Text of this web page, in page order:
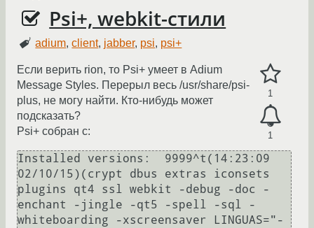
Psi+, webkit-стили
adium,client, jabber, psi, psi+
1
1
Если верить rion, то Psi+ умеет в Adium
Message Styles. Перерыл весь /usr/share/psi-
plus, не могу найти. Кто-нибудь может
подсказать?
Psi+ собран с:
Installed versions:  9999^t(14:23:09
02/10/15)(crypt dbus extras iconsets
plugins qt4 ssl webkit -debug -doc -
enchant -jingle -qt5 -spell -sql -
whiteboarding -xscreensaver LINGUAS="-